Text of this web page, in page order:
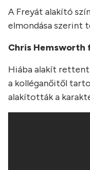
A Freyát alakító
elmondása szerint
Chris Hemsworth
Hiába alakít
a kolléganőitől
alakították a